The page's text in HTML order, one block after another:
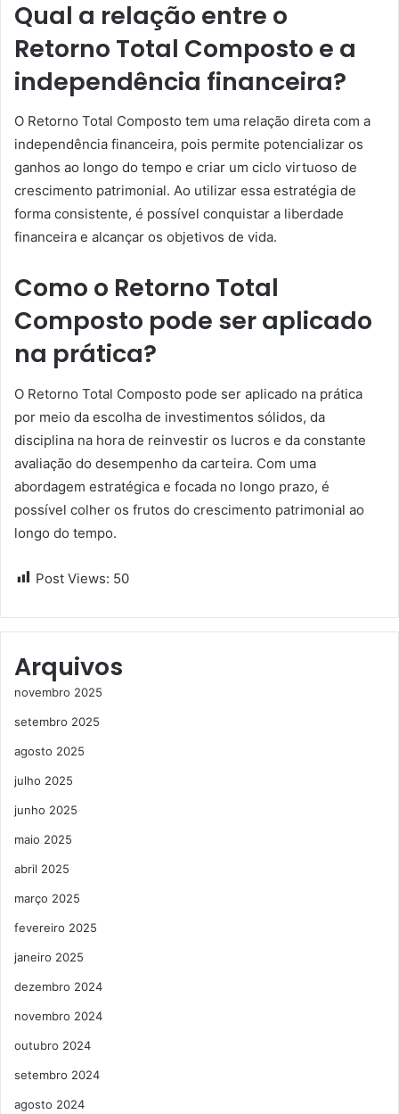
Qual a relação entre o
Retorno Total Composto e a
independência financeira?
O Retorno Total Composto tem uma relação direta com a
independência financeira, pois permite potencializar os
ganhos ao longo do tempo e criar um ciclo virtuoso de
crescimento patrimonial. Ao utilizar essa estratégia de
forma consistente, é possível conquistar a liberdade
financeira e alcançar os objetivos de vida.
Como o Retorno Total
Composto pode ser aplicado
na prática?
O Retorno Total Composto pode ser aplicado na prática
por meio da escolha de investimentos sólidos, da
disciplina na hora de reinvestir os lucros e da constante
avaliação do desempenho da carteira. Com uma
abordagem estratégica e focada no longo prazo, é
possível colher os frutos do crescimento patrimonial ao
longo do tempo.
Post Views: 50
Arquivos
novembro 2025
setembro 2025
agosto 2025
julho 2025
junho 2025
maio 2025
abril 2025
março 2025
fevereiro 2025
janeiro 2025
dezembro 2024
novembro 2024
outubro 2024
setembro 2024
agosto 2024